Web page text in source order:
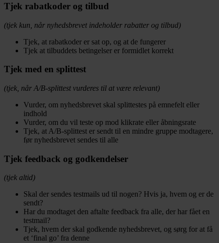
Tjek rabatkoder og tilbud
(tjek kun, når nyhedsbrevet indeholder rabatter og tilbud)
Tjek, at rabatkoder er sat op, og at de fungerer
Tjek at tilbuddets betingelser er formidlet korrekt
Tjek med en splittest
(tjek, når A/B-splittest vurderes til at være relevant)
Vurder, om nyhedsbrevet skal splittestes på emnefelt eller
indhold
Vurder, om du vil teste op mod klikrate eller åbningsrate
Tjek, at A/B-splittest er sendt til en mindre gruppe modtagere,
før nyhedsbrevet sendes til alle
Tjek feedback og godkendelser
(tjek altid)
Skal der sendes testmails ud til nogen? Hvis ja, hvem og er de
sendt?
Har du modtaget den aftalte feedback fra alle, der har fået en
testmail?
Tjek, hvem der skal godkende nyhedsbrevet, og sørg for at få
et ‘final go’ fra denne